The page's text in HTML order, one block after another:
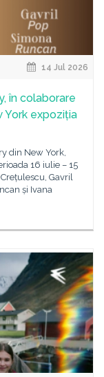
14 Jul 2026
în colaborare
York expoziția
din New York,
16 iulie – 15
Gavril
și Ivana